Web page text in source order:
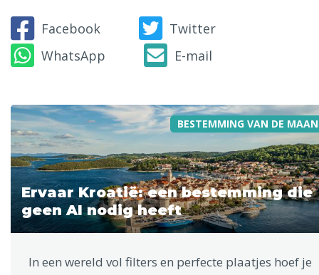
Facebook
Twitter
WhatsApp
E-mail
BESTEMMING VAN DE
Ervaar Kroatië: een bestemming die
geen AI nodig heeft
In een wereld vol filters en perfecte plaatjes hoef je